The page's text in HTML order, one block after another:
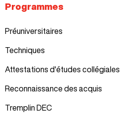
Programmes
Préuniversitaires
Techniques
Attestations d'études collégiales
Reconnaissance des acquis
Tremplin DEC